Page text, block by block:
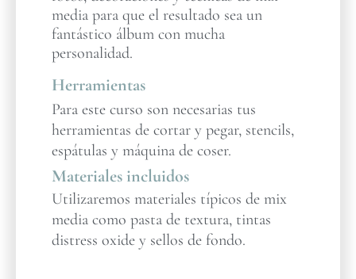
media para que el resultado sea un
fantástico álbum con mucha
personalidad.
Herramientas
Para este curso son necesarias tus
herramientas de cortar y pegar, stencils,
espátulas y máquina de coser.
Materiales incluidos
Utilizaremos materiales típicos de mix
media como pasta de textura, tintas
distress oxide y sellos de fondo.